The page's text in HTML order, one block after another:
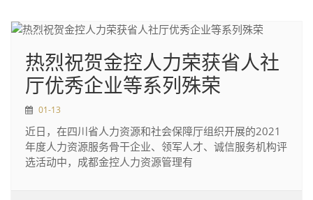
热烈祝贺金控人力荣获省人社
厅优秀企业等系列殊荣
01-13
近日，在四川省人力资源和社会保障厅组织开展的2021
年度人力资源服务骨干企业、领军人才、诚信服务机构评
选活动中，成都金控人力资源管理有